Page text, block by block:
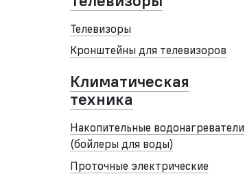
Телевизоры
Кронштейны для телевизоров
Климатическая
техника
Накопительные водонагреватели
(бойлеры для воды)
Проточные электрические